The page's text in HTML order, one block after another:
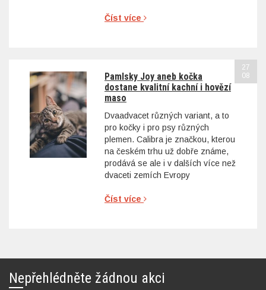
Číst více
Pamlsky Joy aneb kočka
dostane kvalitní kachní i hovězí
maso
Dvaadvacet různých variant, a to
pro kočky i pro psy různých
plemen. Calibra je značkou, kterou
na českém trhu už dobře známe,
prodává se ale i v dalších více než
dvaceti zemích Evropy
Číst více
27
08
Nepřehlédněte žádnou akci